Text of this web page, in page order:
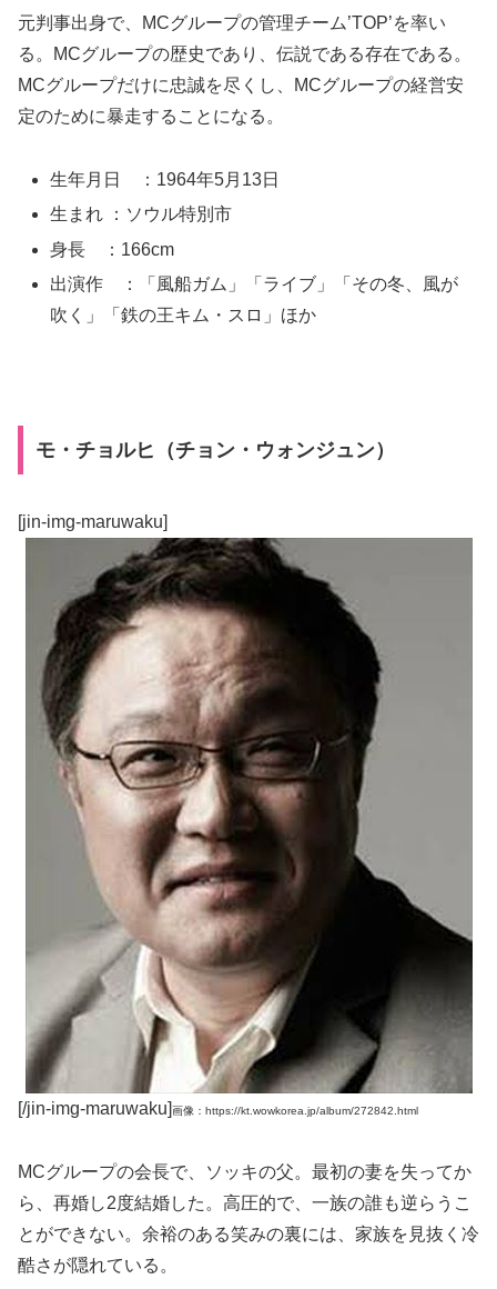
元判事出身で、MCグループの管理チーム’TOP’を率い
る。MCグループの歴史であり、伝説である存在である。
MCグループだけに忠誠を尽くし、MCグループの経営安
定のために暴走することになる。
生年月日 ：1964年5月13日
生まれ ：ソウル特別市
身長 ：166cm
出演作 ：「風船ガム」「ライブ」「その冬、風が
吹く」「鉄の王キム・スロ」ほか
モ・チョルヒ（チョン・ウォンジュン）
[jin-img-maruwaku]
[/jin-img-maruwaku]画像：https://kt.wowkorea.jp/album/272842.html
MCグループの会長で、ソッキの父。最初の妻を失ってか
ら、再婚し2度結婚した。高圧的で、一族の誰も逆らうこ
とができない。余裕のある笑みの裏には、家族を見抜く冷
酷さが隠れている。